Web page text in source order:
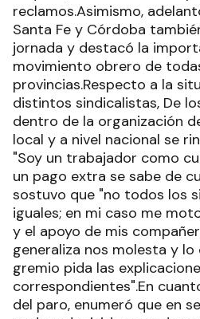
reclamos.Asimismo,
Santa Fe y Córdoba
jornada y destacó la
movimiento obrero de
provincias.Respecto a la
distintos sindicalistas, De
dentro de la organización
local y a nivel nacional se
"Soy un trabajador como
un pago extra se sabe de
sostuvo que "no todos los
iguales; en mi caso me
y el apoyo de mis
generaliza nos molesta y
gremio pida las
correspondientes".En
del paro, enumeró que en